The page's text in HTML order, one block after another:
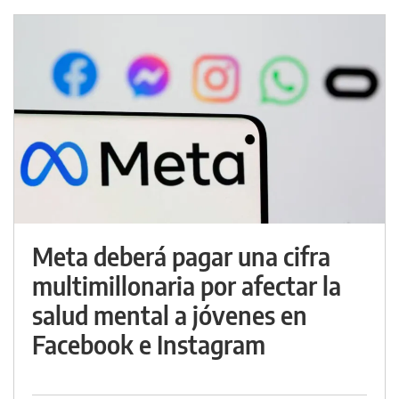
Meta deberá pagar una cifra
multimillonaria por afectar la
salud mental a jóvenes en
Facebook e Instagram